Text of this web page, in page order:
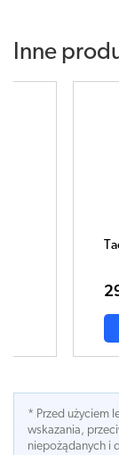
Inne
* Przed użyciem
wskazania,
niepożądanych i